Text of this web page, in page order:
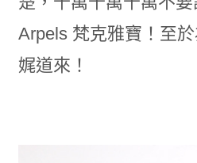
Arpels 梵克雅寶！至
娓道來！